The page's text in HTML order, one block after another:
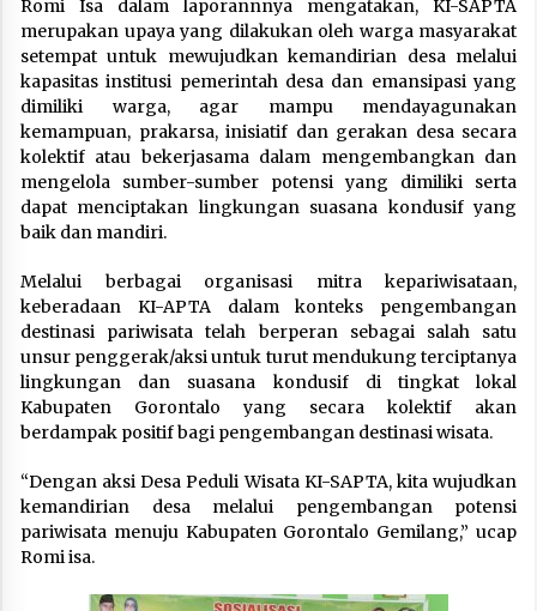
Romi Isa dalam laporannnya mengatakan, KI-SAPTA
merupakan upaya yang dilakukan oleh warga masyarakat
setempat untuk mewujudkan kemandirian desa melalui
kapasitas institusi pemerintah desa dan emansipasi yang
dimiliki warga, agar mampu mendayagunakan
kemampuan, prakarsa, inisiatif dan gerakan desa secara
kolektif atau bekerjasama dalam mengembangkan dan
mengelola sumber-sumber potensi yang dimiliki serta
dapat menciptakan lingkungan suasana kondusif yang
baik dan mandiri.
Melalui berbagai organisasi mitra kepariwisataan,
keberadaan KI-APTA dalam konteks pengembangan
destinasi pariwisata telah berperan sebagai salah satu
unsur penggerak/aksi untuk turut mendukung terciptanya
lingkungan dan suasana kondusif di tingkat lokal
Kabupaten Gorontalo yang secara kolektif akan
berdampak positif bagi pengembangan destinasi wisata.
“Dengan aksi Desa Peduli Wisata KI-SAPTA, kita wujudkan
kemandirian desa melalui pengembangan potensi
pariwisata menuju Kabupaten Gorontalo Gemilang,” ucap
Romi isa.